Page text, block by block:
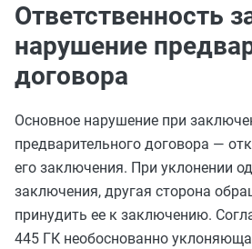
Ответственность
нарушение
договора
Основное нарушение при
предварительного договора —
его заключения. При уклонении
заключения, другая сторона
принудить ее к заключению.
445 ГК необоснованно